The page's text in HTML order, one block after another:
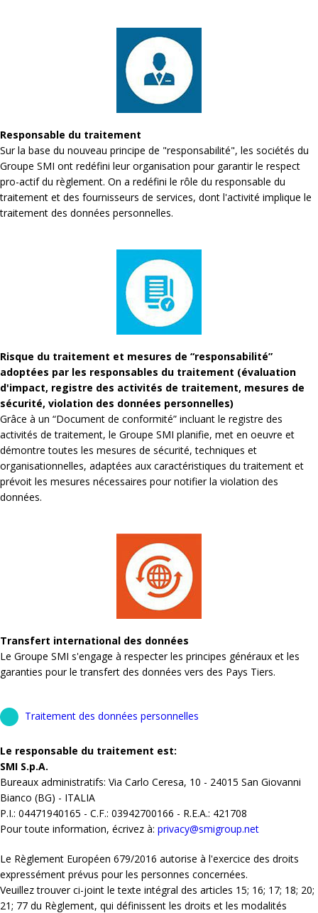
Responsable du traitement
Sur la base du nouveau principe de "responsabilité", les sociétés du
Groupe SMI ont redéfini leur organisation pour garantir le respect
pro-actif du règlement. On a redéfini le rôle du responsable du
traitement et des fournisseurs de services, dont l'activité implique le
traitement des données personnelles.
Risque du traitement et mesures de “responsabilité”
adoptées par les responsables du traitement (évaluation
d'impact, registre des activités de traitement, mesures de
sécurité, violation des données personnelles)
Grâce à un “Document de conformité” incluant le registre des
activités de traitement, le Groupe SMI planifie, met en oeuvre et
démontre toutes les mesures de sécurité, techniques et
organisationnelles, adaptées aux caractéristiques du traitement et
prévoit les mesures nécessaires pour notifier la violation des
données.
Transfert international des données
Le Groupe SMI s'engage à respecter les principes généraux et les
garanties pour le transfert des données vers des Pays Tiers.
Traitement des données personnelles
Le responsable du traitement est:
SMI S.p.A.
Bureaux administratifs: Via Carlo Ceresa, 10 - 24015 San Giovanni
Bianco (BG) - ITALIA
P.I.: 04471940165 - C.F.: 03942700166 - R.E.A.: 421708
Pour toute information, écrivez à: privacy@smigroup.net
Le Règlement Européen 679/2016 autorise à l'exercice des droits
expressément prévus pour les personnes concernées.
Veuillez trouver ci-joint le texte intégral des articles 15; 16; 17; 18; 20;
21; 77 du Règlement, qui définissent les droits et les modalités